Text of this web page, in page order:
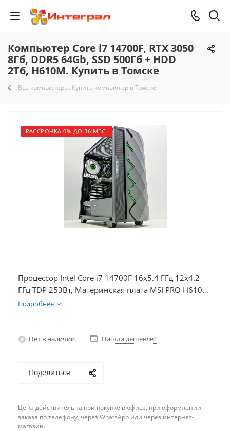
Компьютер Core i7 14700F, RTX 3050
8Гб, DDR5 64Gb, SSD 500Гб + HDD
2Тб, H610M. Купить в Томске
Все компьютеры. Купить компьютер в Томске
РАССРОЧКА 0% ДО 36 МЕС.
Процессор Intel Core i7 14700F 16x5.4 ГГц 12x4.2
ГГц TDP 253Вт, Материнская плата MSI PRO H610M-
E D5, Видеокарта RTX 3050 8Гб, Память
Подробнее
Нет в наличии Нашли дешевле?
Поделиться
Цена действительна при покупке в офисе, при оформлении
заказа по телефону, через WhatsApp или через интернет-
магазин.